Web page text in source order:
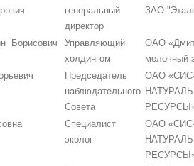
генеральный
директор
ЗАО
Борисович
Управляющий
холдингом
ОАО
молочный
Председатель
наблюдательного
Совета
ОАО
Специалист
эколог
ОАО